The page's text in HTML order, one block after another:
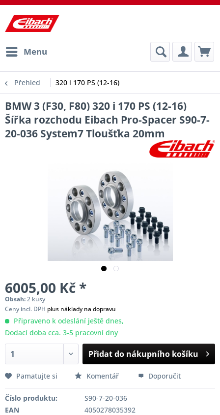
Menu
Přehled 320 i 170 PS (12-16)
BMW 3 (F30, F80) 320 i 170 PS (12-16)
Šířka rozchodu Eibach Pro-Spacer S90-7-
20-036 System7 Tloušťka 20mm
6005,00 Kč *
Obsah:2 kusy
Ceny incl. DPH plus náklady na dopravu
Připraveno k odeslání ještě dnes,
Dodací doba cca. 3-5 pracovní dny
Přidat do nákupního košíku
Pamatujte si Komentář Doporučit
Číslo produktu:
S90-7-20-036
EAN
4050278035392